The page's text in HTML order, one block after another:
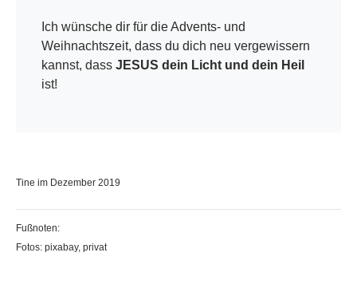
Ich wünsche dir für die Advents- und
Weihnachtszeit, dass du dich neu vergewissern
kannst, dass JESUS dein Licht und dein Heil
ist!
Tine im Dezember 2019
Fußnoten:
Fotos: pixabay, privat